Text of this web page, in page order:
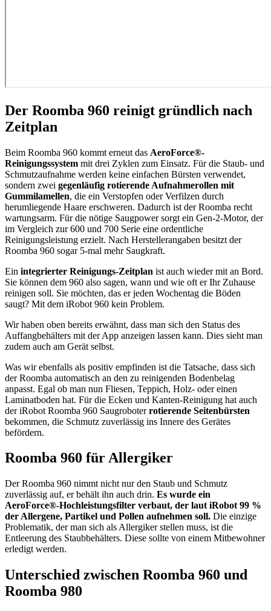
Der Roomba 960 reinigt gründlich nach
Zeitplan
Beim Roomba 960 kommt erneut das AeroForce®-
Reinigungssystem mit drei Zyklen zum Einsatz. Für die Staub- und
Schmutzaufnahme werden keine einfachen Bürsten verwendet,
sondern zwei gegenläufig rotierende Aufnahmerollen mit
Gummilamellen, die ein Verstopfen oder Verfilzen durch
herumliegende Haare erschweren. Dadurch ist der Roomba recht
wartungsarm. Für die nötige Saugpower sorgt ein Gen-2-Motor, der
im Vergleich zur 600 und 700 Serie eine ordentliche
Reinigungsleistung erzielt. Nach Herstellerangaben besitzt der
Roomba 960 sogar 5-mal mehr Saugkraft.
Ein integrierter Reinigungs-Zeitplan ist auch wieder mit an Bord.
Sie können dem 960 also sagen, wann und wie oft er Ihr Zuhause
reinigen soll. Sie möchten, das er jeden Wochentag die Böden
saugt? Mit dem iRobot 960 kein Problem.
Wir haben oben bereits erwähnt, dass man sich den Status des
Auffangbehälters mit der App anzeigen lassen kann. Dies sieht man
zudem auch am Gerät selbst.
Was wir ebenfalls als positiv empfinden ist die Tatsache, dass sich
der Roomba automatisch an den zu reinigenden Bodenbelag
anpasst. Egal ob man nun Fliesen, Teppich, Holz- oder einen
Laminatboden hat. Für die Ecken und Kanten-Reinigung hat auch
der iRobot Roomba 960 Saugroboterrotierende Seitenbürsten
bekommen, die Schmutz zuverlässig ins Innere des Gerätes
befördern.
Roomba 960 für Allergiker
Der Roomba 960 nimmt nicht nur den Staub und Schmutz
zuverlässig auf, er behält ihn auch drin. Es wurde ein
AeroForce®-Hochleistungsfilter verbaut, der laut iRobot 99 %
der Allergene, Partikel und Pollen aufnehmen soll. Die einzige
Problematik, der man sich als Allergiker stellen muss, ist die
Entleerung des Staubbehälters. Diese sollte von einem Mitbewohner
erledigt werden.
Unterschied zwischen Roomba 960 und
Roomba 980